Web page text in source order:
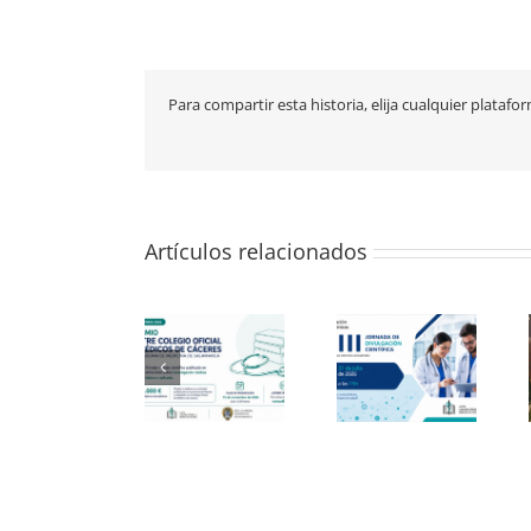
Para compartir esta historia, elija cualquier
Artículos relacionados